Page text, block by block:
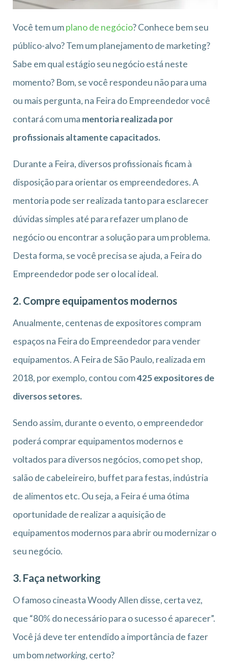
Você tem umplano de negócio? Conhece bem seu
público-alvo? Tem um planejamento de marketing?
Sabe em qual estágio seu negócio está neste
momento? Bom, se você respondeu não para uma
ou mais pergunta, na Feira do Empreendedor você
contará com uma mentoria realizada por
profissionais altamente capacitados.
Durante a Feira, diversos profissionais ficam à
disposição para orientar os empreendedores. A
mentoria pode ser realizada tanto para esclarecer
dúvidas simples até para refazer um plano de
negócio ou encontrar a solução para um problema.
Desta forma, se você precisa se ajuda, a Feira do
Empreendedor pode ser o local ideal.
2. Compre equipamentos modernos
Anualmente, centenas de expositores compram
espaços na Feira do Empreendedor para vender
equipamentos. A Feira de São Paulo, realizada em
2018, por exemplo, contou com425 expositores de
diversos setores.
Sendo assim, durante o evento, o empreendedor
poderá comprar equipamentos modernos e
voltados para diversos negócios, como pet shop,
salão de cabeleireiro, buffet para festas, indústria
de alimentos etc. Ou seja, a Feira é uma ótima
oportunidade de realizar a aquisição de
equipamentos modernos para abrir ou modernizar o
seu negócio.
3. Faça networking
O famoso cineasta Woody Allen disse, certa vez,
que “80% do necessário para o sucesso é aparecer”.
Você já deve ter entendido a importância de fazer
um bomnetworking, certo?